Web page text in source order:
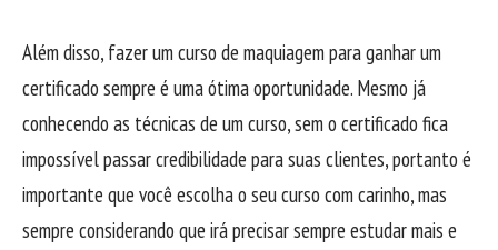
Além disso, fazer um curso de maquiagem para ganhar um
certificado sempre é uma ótima oportunidade. Mesmo já
conhecendo as técnicas de um curso, sem o certificado fica
impossível passar credibilidade para suas clientes, portanto é
importante que você escolha o seu curso com carinho, mas
sempre considerando que irá precisar sempre estudar mais e